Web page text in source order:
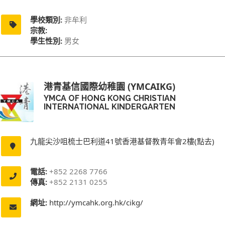
學校類別: 非牟利
宗教:
學生性別: 男女
港青基信國際幼稚園 (YMCAIKG)
YMCA OF HONG KONG CHRISTIAN
INTERNATIONAL KINDERGARTEN
九龍尖沙咀梳士巴利道41號香港基督教青年會2樓(點去)
電話: +852 2268 7766
傳真: +852 2131 0255
網址: http://ymcahk.org.hk/cikg/